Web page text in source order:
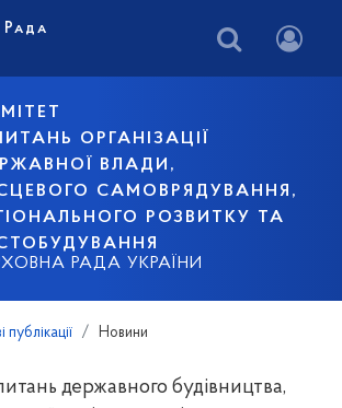
ОРГАНІЗАЦІЇ
ВЛАДИ,
САМОВРЯДУВАННЯ,
РОЗВИТКУ ТА
РАДА УКРАЇНИ
Рада
публікації Новини
державного будівництва,